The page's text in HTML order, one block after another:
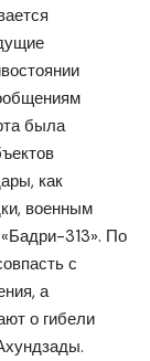
была
как
военным
313». По
с
а
о гибели